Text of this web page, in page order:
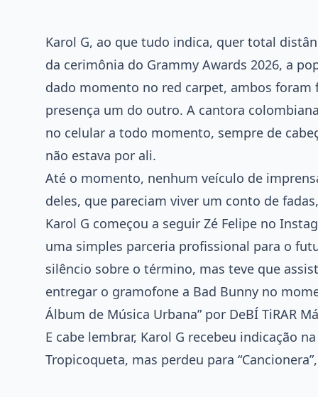
Karol G, ao que tudo indica, quer total
da cerimônia do Grammy Awards 2026, a
dado momento no red carpet, ambos
presença um do outro. A cantora
no celular a todo momento, sempre de
não estava por ali.
Até o momento, nenhum veículo de
deles, que pareciam viver um conto de
Karol G começou a seguir Zé Felipe no
uma simples parceria profissional para o
silêncio sobre o término, mas teve que
entregar o gramofone a Bad Bunny no
Álbum de Música Urbana” por DeBÍ TiRAR
E cabe lembrar, Karol G recebeu indicação
Tropicoqueta, mas perdeu para